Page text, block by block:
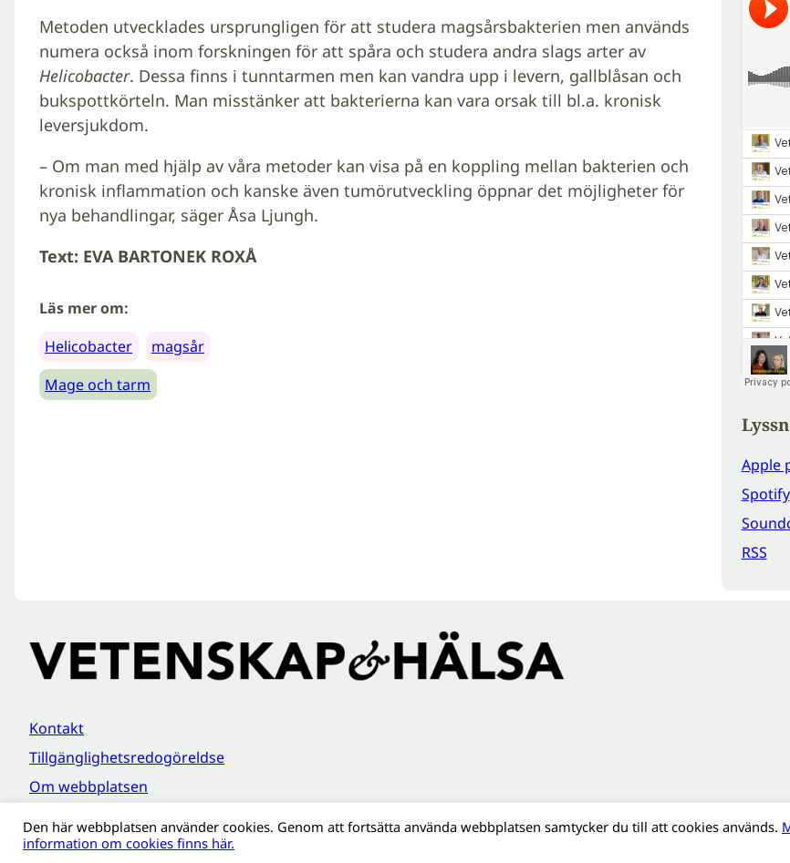
Metoden utvecklades ursprungligen för att studera magsårsbakterien men används
numera också inom forskningen för att spåra och studera andra slags arter av
Helicobacter. Dessa finns i tunntarmen men kan vandra upp i levern, gallblåsan och
bukspottkörteln. Man misstänker att bakterierna kan vara orsak till bl.a. kronisk
leversjukdom.
– Om man med hjälp av våra metoder kan visa på en koppling mellan bakterien och
kronisk inflammation och kanske även tumörutveckling öppnar det möjligheter för
nya behandlingar, säger Åsa Ljungh.
Text: EVA BARTONEK ROXÅ
Läs mer om:
Helicobacter
magsår
Mage och tarm
Apple
Spotify
RSS
Kontakt
Tillgänglighetsredogöreldse
Om webbplatsen
Den här webbplatsen använder cookies. Genom att fortsätta använda webbplatsen samtycker du till att cookies används.
information om cookies finns här.